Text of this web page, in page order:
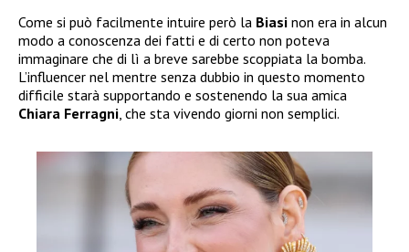
Come si può facilmente intuire però la Biasi non era in alcun
modo a conoscenza dei fatti e di certo non poteva
immaginare che di lì a breve sarebbe scoppiata la bomba.
L’influencer nel mentre senza dubbio in questo momento
difficile starà supportando e sostenendo la sua amica
Chiara Ferragni, che sta vivendo giorni non semplici.